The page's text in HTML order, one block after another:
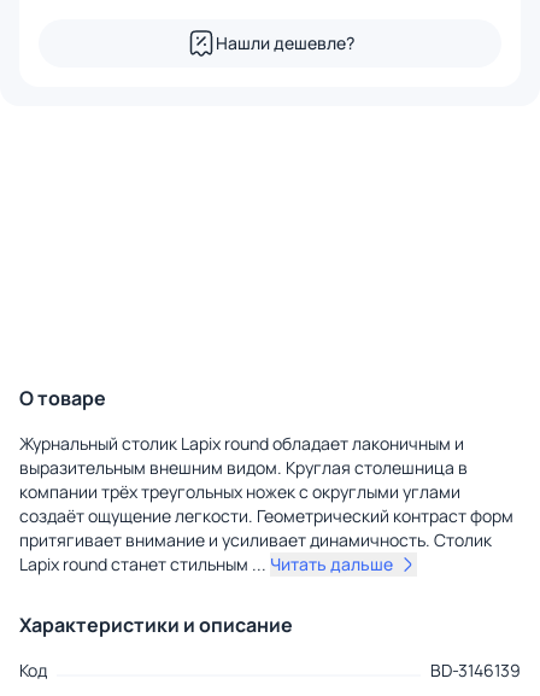
Нашли дешевле?
О товаре
Журнальный столик Lapix round обладает лаконичным и
выразительным внешним видом. Круглая столешница в
компании трёх треугольных ножек с округлыми углами
создаёт ощущение легкости. Геометрический контраст форм
притягивает внимание и усиливает динамичность. Столик
Lapix round станет стильным ... Читать дальше
Характеристики и описание
Код
BD-3146139